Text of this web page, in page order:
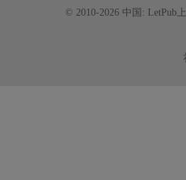
© 2010-2026 中国: LetPub